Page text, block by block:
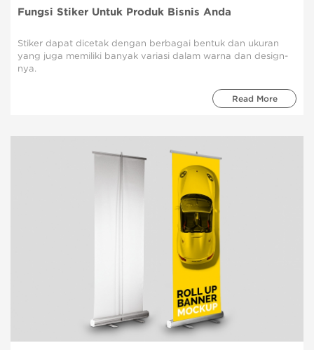
Fungsi Stiker Untuk Produk Bisnis Anda
Stiker dapat dicetak dengan berbagai bentuk dan ukuran
yang juga memiliki banyak variasi dalam warna dan design-
nya.
Read More